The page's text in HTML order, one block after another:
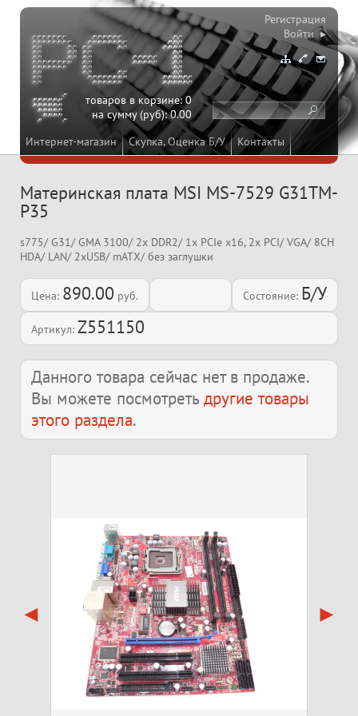
Интернет-магазин Скупка, Оценка Б/У Контакты
товаров в корзине:0
на сумму (руб):0.00
Регистрация
Войти ▸
Материнская плата MSI MS-7529 G31TM-
P35
s775/ G31/ GMA 3100/ 2x DDR2/ 1x PCIe x16, 2x PCI/ VGA/ 8CH
HDA/ LAN/ 2xUSB/ mATX/ без заглушки
Цена: 890.00 руб. Состояние: Б/У
Артикул: Z551150
Данного товара сейчас нет в продаже.
Вы можете посмотреть другие товары
этого раздела.